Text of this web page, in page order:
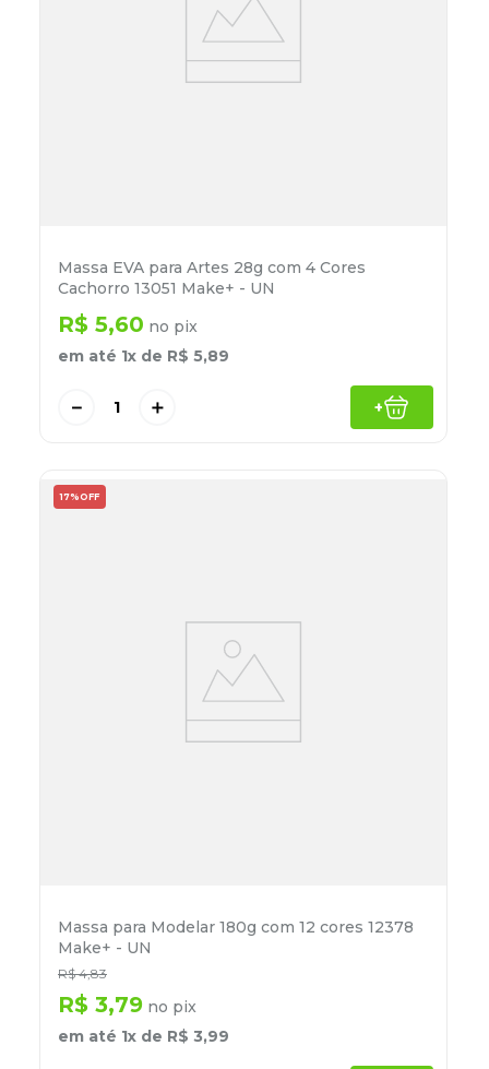
Massa EVA para Artes 28g com 4 Cores
Cachorro 13051 Make+ - UN
R$ 5,60 no pix
em até 1x de R$ 5,89
＋
－ +
17% OFF
Massa para Modelar 180g com 12 cores 12378
Make+ - UN
R$ 4,83
R$ 3,79 no pix
em até 1x de R$ 3,99